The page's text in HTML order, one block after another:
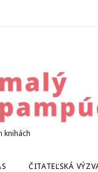
knihách
ČITATEĽSKÁ